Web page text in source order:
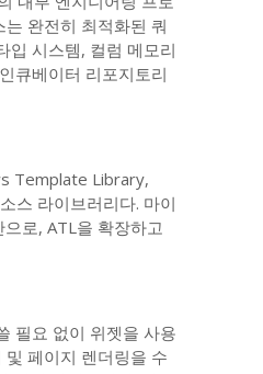
완전히 최적화된 쿼
입 시스템, 컬럼 메모리
큐베이터 리포지토리
Template Library,
스 라이브러리다. 마이
로, ATL을 확장하고
필요 없이 위젯을 사용
페이지 렌더링을 수